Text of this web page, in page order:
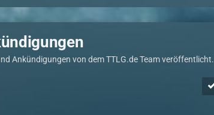
Ankündigungen von dem TTLG.de Team veröffentlicht.